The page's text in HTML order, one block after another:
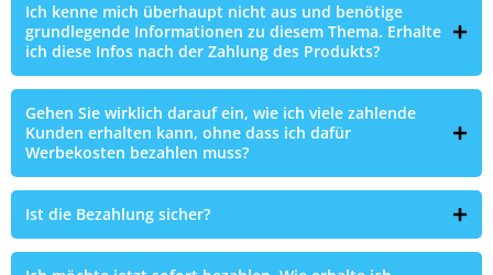
Ich kenne mich überhaupt nicht aus und benötige
grundlegende Informationen zu diesem Thema. Erhalte
ich diese Infos nach der Zahlung des Produkts?
Gehen Sie wirklich darauf ein, wie ich viele zahlende
Kunden erhalten kann, ohne dass ich dafür
Werbekosten bezahlen muss?
Ist die Bezahlung sicher?